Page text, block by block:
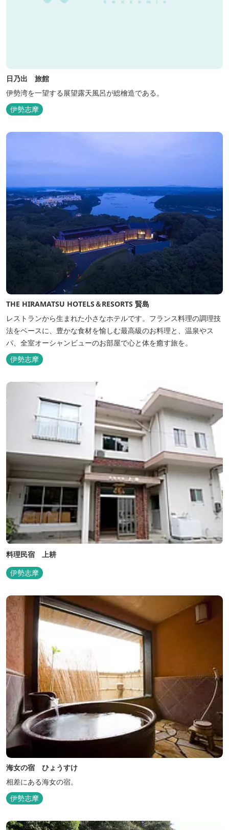
日乃出 旅館
伊勢湾を一望する展望露天風呂が総檜造である。
伊勢志摩
THE HIRAMATSU HOTELS＆RESORTS 賢島
レストランから生まれた小さなホテルです。フランス料理の調理技
法をベースに、豊かな食材を愉しむ最高級のお料理と、温泉やス
パ、全室オーシャンビューのお部屋で心と体を癒す旅を。
伊勢志摩
料理民宿 上耕
伊勢志摩
海女の宿 ひょうすけ
相差にある海女の宿。
伊勢志摩